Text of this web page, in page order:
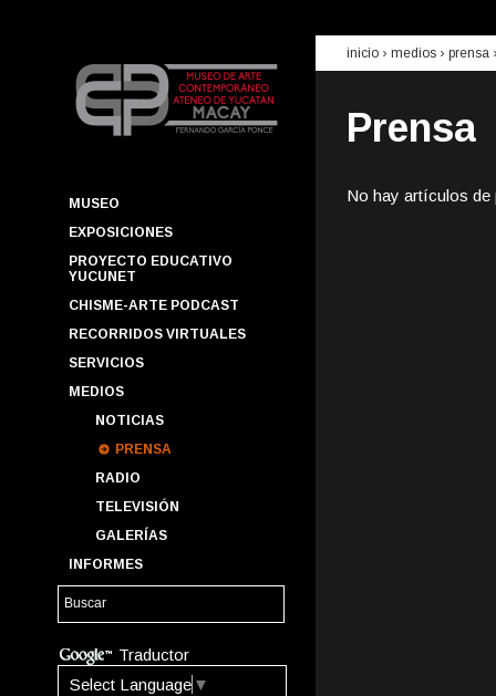
MUSEO
EXPOSICIONES
PROYECTO EDUCATIVO
YUCUNET
CHISME-ARTE PODCAST
RECORRIDOS VIRTUALES
SERVICIOS
MEDIOS
NOTICIAS
PRENSA
RADIO
TELEVISIÓN
GALERÍAS
INFORMES
Traductor
Select Language ▼
inicio › medios › prensa
Prensa
No hay artículos de